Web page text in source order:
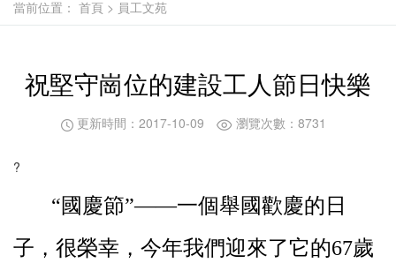
當前位置： 首頁 > 員工文苑
祝堅守崗位的建設工人節日快樂
更新時間：2017-10-09 瀏覽次數：8731
?
“國慶節”——一個舉國歡慶的日
子，很榮幸，今年我們迎來了它的67歲